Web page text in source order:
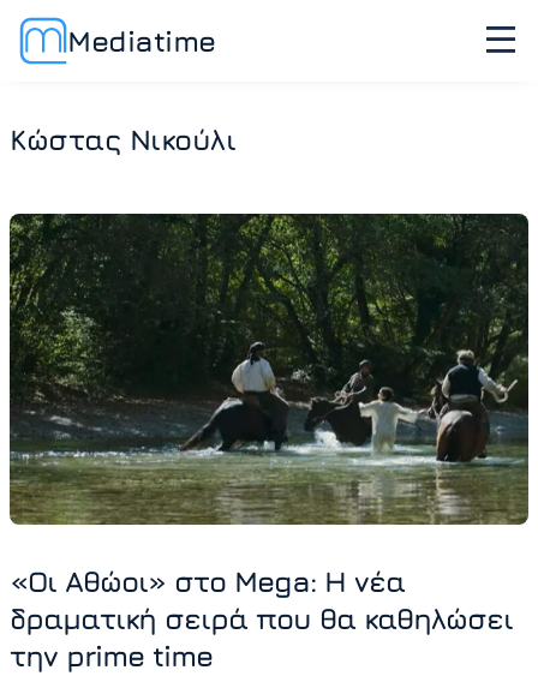
Mediatime
Κώστας Νικούλι
«Οι Αθώοι» στο Mega: Η νέα
δραματική σειρά που θα καθηλώσει
την prime time